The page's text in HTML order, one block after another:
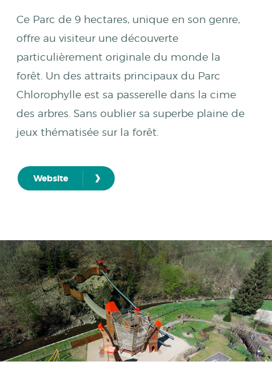
Ce Parc de 9 hectares, unique en son genre,
offre au visiteur une découverte
particulièrement originale du monde la
forêt. Un des attraits principaux du Parc
Chlorophylle est sa passerelle dans la cime
des arbres. Sans oublier sa superbe plaine de
jeux thématisée sur la forêt.
Website ›